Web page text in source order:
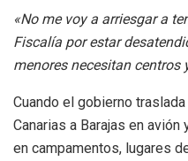
«No me voy a arriesgar a
Fiscalía por estar
menores necesitan centros
Cuando el gobierno
Canarias a Barajas en avión
en campamentos, lugares